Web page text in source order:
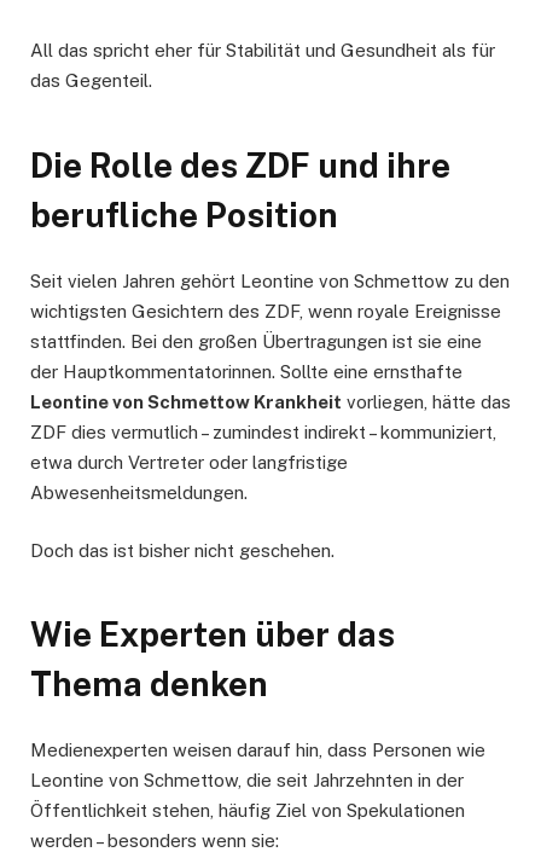
All das spricht eher für Stabilität und Gesundheit als für
das Gegenteil.
Die Rolle des ZDF und ihre
berufliche Position
Seit vielen Jahren gehört Leontine von Schmettow zu den
wichtigsten Gesichtern des ZDF, wenn royale Ereignisse
stattfinden. Bei den großen Übertragungen ist sie eine
der Hauptkommentatorinnen. Sollte eine ernsthafte
Leontine von Schmettow Krankheit vorliegen, hätte das
ZDF dies vermutlich – zumindest indirekt – kommuniziert,
etwa durch Vertreter oder langfristige
Abwesenheitsmeldungen.
Doch das ist bisher nicht geschehen.
Wie Experten über das
Thema denken
Medienexperten weisen darauf hin, dass Personen wie
Leontine von Schmettow, die seit Jahrzehnten in der
Öffentlichkeit stehen, häufig Ziel von Spekulationen
werden – besonders wenn sie: